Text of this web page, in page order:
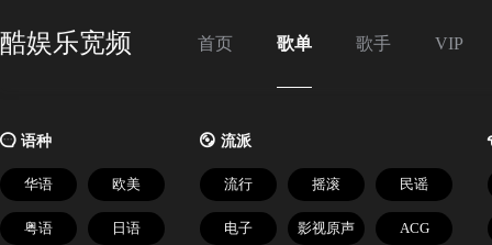
酷娱乐宽频 首页 歌单 歌手 VIP
语种
华语 欧美
粤语 日语
 流派
流行 摇滚 民谣
电子 影视原声 ACG